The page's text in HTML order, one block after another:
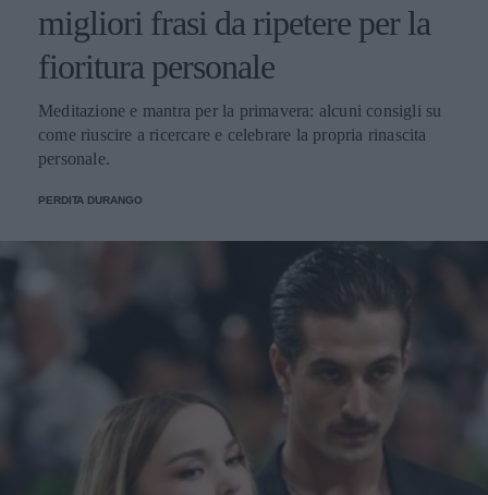
migliori frasi da ripetere per la
fioritura personale
Meditazione e mantra per la primavera: alcuni consigli su
come riuscire a ricercare e celebrare la propria rinascita
personale.
PERDITA DURANGO